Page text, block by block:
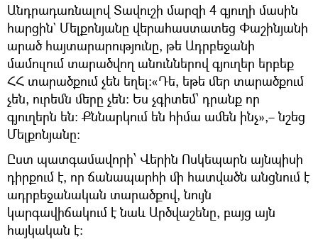
Անդրադառնալով Տավուշի մարզի 4 գյուղի մասին
հարցին` Մելքոնյանը վերահաստատեց Փաշինյանի
արած հայտարարությունը, թե Ադրբեջանի
մամուլում տարածվող անուններով գյուղեր երբեք
ՀՀ տարածքում չեն եղել։«Դե, եթե մեր տարածքում
չեն, ուրեմն մերը չեն։ Ես չգիտեմ՝ դրանք որ
գյուղերն են։ Քննարկում են հիմա ամեն ինչ»,– նշեց
Մելքոնյանը։
Ըստ պատգամավորի՝ Վերին Ոսկեպարն այնպիսի
դիրքում է, որ ճանապարհի մի հատվածն անցնում է
ադրբեջանական տարածքով, նույն
կարգավիճակում է նաև Արծվաշենը, բայց այն
հայկական է։